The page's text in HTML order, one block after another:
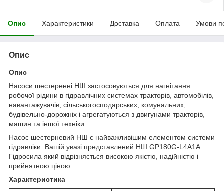
Опис Характеристики Доставка Оплата Умови
Опис
Опис
Насоси шестеренні НШ застосовуються для нагнітання
робочої рідини в гідравлічних системах тракторів, автомобілів,
навантажувачів, сільськогосподарських, комунальних,
будівельно-дорожніх і агрегатуються з двигунами тракторів,
машин та іншої техніки.
Насос шестерневий НШ є найважливішим елементом системи
гідравліки. Вашій увазі представлений НШ GP180G-L4A1A
Гідросила який відрізняється високою якістю, надійністю і
прийнятною ціною.
Характеристика